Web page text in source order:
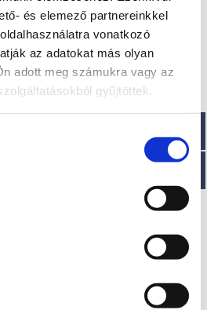
és elemező partnereinkkel
vonatkozó
az adatokat más olyan
adott meg számukra vagy az
gyűjtöttek.
LE
LE